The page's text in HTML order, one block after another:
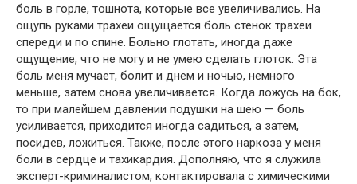
боль в горле, тошнота, которые все увеличивались. На
ощупь руками трахеи ощущается боль стенок трахеи
спереди и по спине. Больно глотать, иногда даже
ощущение, что не могу и не умею сделать глоток. Эта
боль меня мучает, болит и днем и ночью, немного
меньше, затем снова увеличивается. Когда ложусь на бок,
то при малейшем давлении подушки на шею — боль
усиливается, приходится иногда садиться, а затем,
посидев, ложиться. Также, после этого наркоза у меня
боли в сердце и тахикардия. Дополняю, что я служила
эксперт-криминалистом, контактировала с химическими